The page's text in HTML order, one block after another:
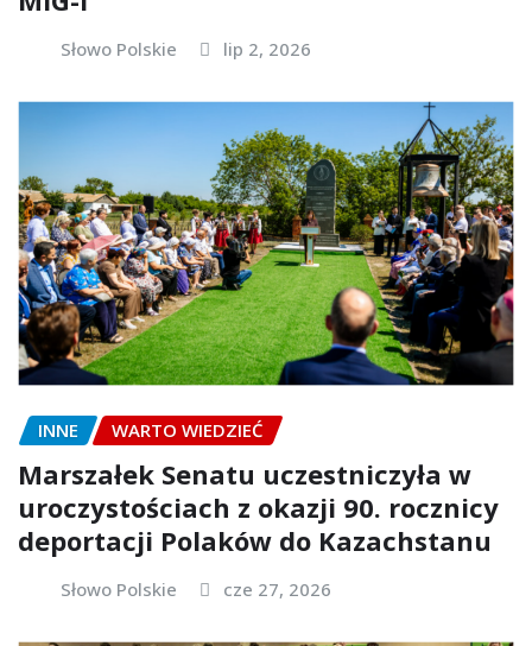
Słowo Polskie lip 2, 2026
INNE WARTO WIEDZIEĆ
Marszałek Senatu uczestniczyła w
uroczystościach z okazji 90. rocznicy
deportacji Polaków do Kazachstanu
Słowo Polskie cze 27, 2026